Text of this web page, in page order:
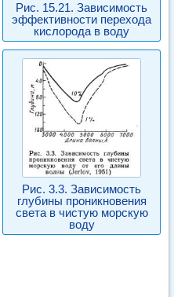
Рис. 15.21. Зависимость
эффективности перехода
кислорода в воду
Рис. 3.3. Зависимость
глубины проникновения
света в чистую морскую
воду